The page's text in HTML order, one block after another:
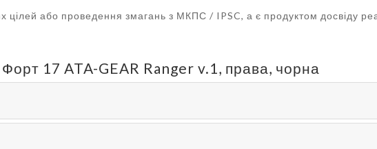
або проведення змагань з МКПС / IPSC, а є продуктом досвіду
17 ATA-GEAR Ranger v.1, права, чорна